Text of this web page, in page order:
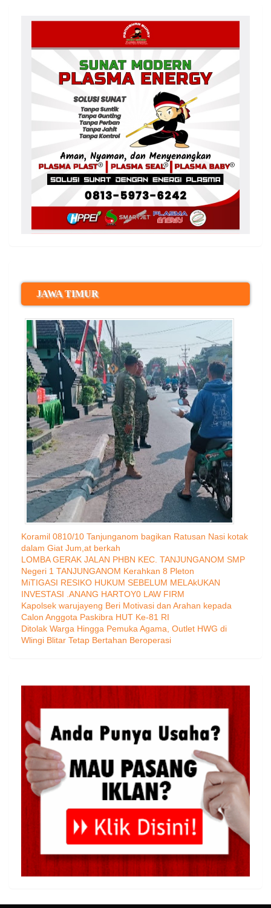
JAWA TIMUR
Koramil 0810/10 Tanjunganom bagikan Ratusan Nasi kotak
dalam Giat Jum,at berkah
LOMBA GERAK JALAN PHBN KEC. TANJUNGANOM SMP
Negeri 1 TANJUNGANOM Kerahkan 8 Pleton
MiTIGASI RESIKO HUKUM SEBELUM MELAkUKAN
INVESTASI .ANANG HARTOY0 LAW FIRM
Kapolsek warujayeng Beri Motivasi dan Arahan kepada
Calon Anggota Paskibra HUT Ke-81 RI
Ditolak Warga Hingga Pemuka Agama, Outlet HWG di
Wlingi Blitar Tetap Bertahan Beroperasi